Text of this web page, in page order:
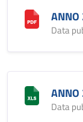
Data
Data